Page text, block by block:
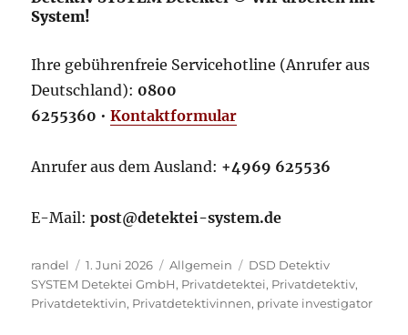
System!
Ihre gebührenfreie Servicehotline (Anrufer aus
Deutschland): 0800
6255360 •Kontaktformular
Anrufer aus dem Ausland: +4969 625536
E-Mail:post@detektei-system.de
Autor
randel
Veröffentlicht
am
1. Juni 2026 Kategorien
Allgemein Schlagwörter
DSD Detektiv
SYSTEM Detektei GmbH, Privatdetektei, Privatdetektiv,
Privatdetektivin, Privatdetektivinnen, private investigator